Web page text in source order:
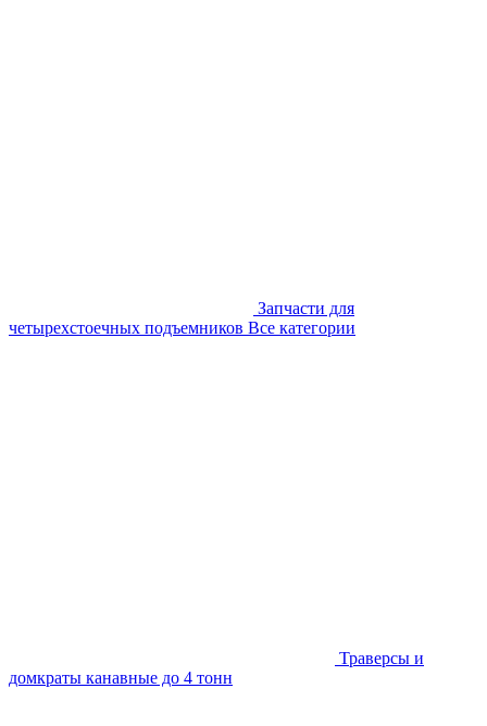
Запчасти для
четырехстоечных подъемников Все категории
Траверсы и
домкраты канавные до 4 тонн